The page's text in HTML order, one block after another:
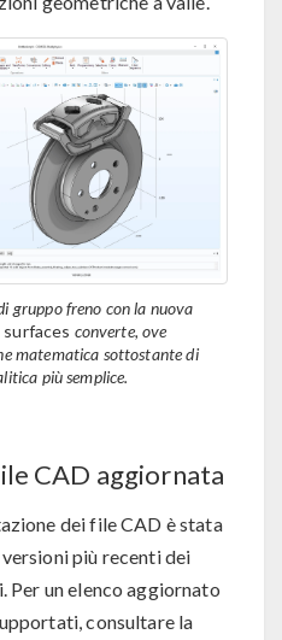
gruppo freno con la nuova
surfaces converte, ove
matematica sottostante di
più semplice.
CAD aggiornata
dei file CAD è stata
più recenti dei
un elenco aggiornato
consultare la